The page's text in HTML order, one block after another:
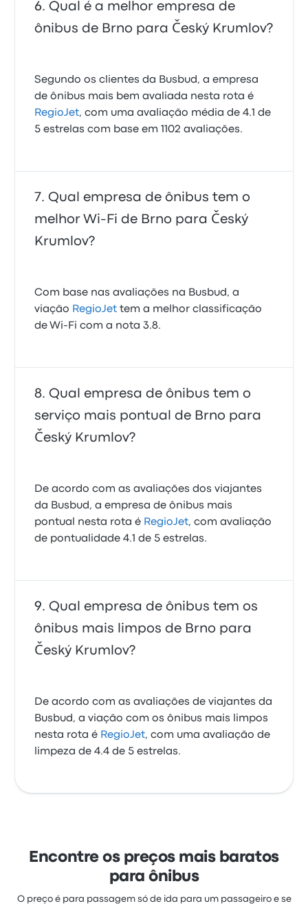
Qual é a melhor empresa de
ônibus de Brno para Český Krumlov?
Segundo os clientes da Busbud, a empresa
de ônibus mais bem avaliada nesta rota é
RegioJet, com uma avaliação média de 4.1 de
5 estrelas com base em 1102 avaliações.
Qual empresa de ônibus tem o
melhor Wi-Fi de Brno para Český
Krumlov?
Com base nas avaliações na Busbud, a
viação RegioJet tem a melhor classificação
de Wi-Fi com a nota 3.8.
Qual empresa de ônibus tem o
serviço mais pontual de Brno para
Český Krumlov?
De acordo com as avaliações dos viajantes
da Busbud, a empresa de ônibus mais
pontual nesta rota é RegioJet, com avaliação
de pontualidade 4.1 de 5 estrelas.
Qual empresa de ônibus tem os
ônibus mais limpos de Brno para
Český Krumlov?
De acordo com as avaliações de viajantes da
Busbud, a viação com os ônibus mais limpos
nesta rota é RegioJet, com uma avaliação de
limpeza de 4.4 de 5 estrelas.
Encontre os preços mais baratos
para ônibus
O preço é para passagem só de ida para um passageiro e se